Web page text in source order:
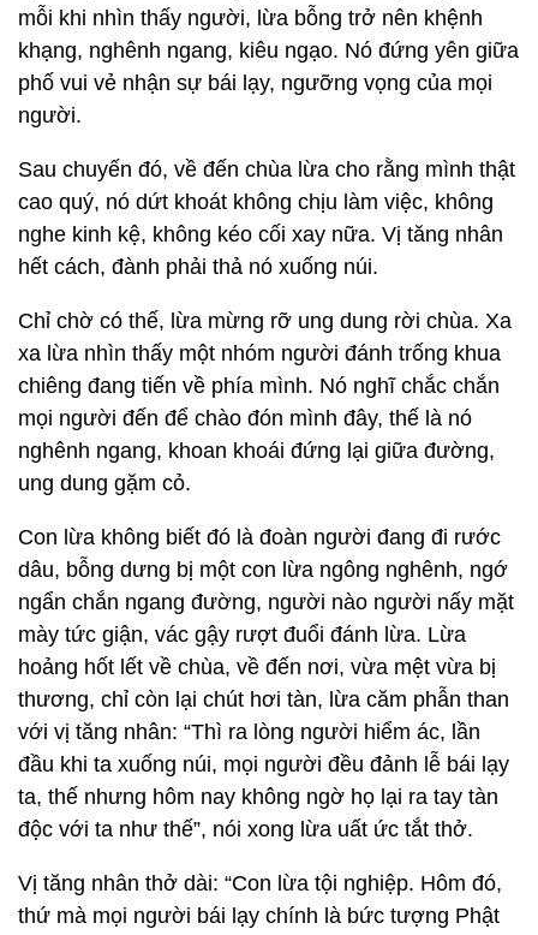
mỗi khi nhìn thấy người, lừa bỗng trở nên khệnh
khạng, nghênh ngang, kiêu ngạo. Nó đứng yên giữa
phố vui vẻ nhận sự bái lạy, ngưỡng vọng của mọi
người.
Sau chuyến đó, về đến chùa lừa cho rằng mình thật
cao quý, nó dứt khoát không chịu làm việc, không
nghe kinh kệ, không kéo cối xay nữa. Vị tăng nhân
hết cách, đành phải thả nó xuống núi.
Chỉ chờ có thế, lừa mừng rỡ ung dung rời chùa. Xa
xa lừa nhìn thấy một nhóm người đánh trống khua
chiêng đang tiến về phía mình. Nó nghĩ chắc chắn
mọi người đến để chào đón mình đây, thế là nó
nghênh ngang, khoan khoái đứng lại giữa đường,
ung dung gặm cỏ.
Con lừa không biết đó là đoàn người đang đi rước
dâu, bỗng dưng bị một con lừa ngông nghênh, ngớ
ngẩn chắn ngang đường, người nào người nấy mặt
mày tức giận, vác gậy rượt đuổi đánh lừa. Lừa
hoảng hốt lết về chùa, về đến nơi, vừa mệt vừa bị
thương, chỉ còn lại chút hơi tàn, lừa căm phẫn than
với vị tăng nhân: “Thì ra lòng người hiểm ác, lần
đầu khi ta xuống núi, mọi người đều đảnh lễ bái lạy
ta, thế nhưng hôm nay không ngờ họ lại ra tay tàn
độc với ta như thế”, nói xong lừa uất ức tắt thở.
Vị tăng nhân thở dài: “Con lừa tội nghiệp. Hôm đó,
thứ mà mọi người bái lạy chính là bức tượng Phật